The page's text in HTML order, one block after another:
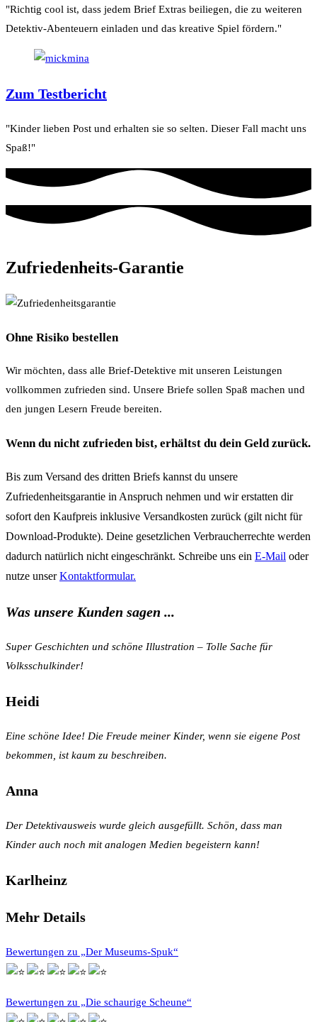
"Richtig cool ist, dass jedem Brief Extras beiliegen, die zu weiteren
Detektiv-Abenteuern einladen und das kreative Spiel fördern."
Zum Testbericht
"Kinder lieben Post und erhalten sie so selten. Dieser Fall macht uns
Spaß!"
Zufriedenheits-Garantie
Ohne Risiko bestellen
Wir möchten, dass alle Brief-Detektive mit unseren Leistungen
vollkommen zufrieden sind. Unsere Briefe sollen Spaß machen und
den jungen Lesern Freude bereiten.
Wenn du nicht zufrieden bist, erhältst du dein Geld zurück.​
Bis zum Versand des dritten Briefs kannst du unsere
Zufriedenheitsgarantie in Anspruch nehmen und wir erstatten dir
sofort den Kaufpreis inklusive Versandkosten zurück (gilt nicht für
Download-Produkte). Deine gesetzlichen Verbraucherrechte werden
dadurch natürlich nicht eingeschränkt. Schreibe uns ein E-Mail oder
nutze unserKontaktformular.
Was unsere Kunden sagen ...
Super Geschichten und schöne Illustration – Tolle Sache für
Volksschulkinder!
Heidi
Eine schöne Idee! Die Freude meiner Kinder, wenn sie eigene Post
bekommen, ist kaum zu beschreiben.
Anna
Der Detektivausweis wurde gleich ausgefüllt. Schön, dass man
Kinder auch noch mit analogen Medien begeistern kann!
Karlheinz
Mehr Details
Bewertungen zu „Der Museums-Spuk“
Bewertungen zu „Die schaurige Scheune“